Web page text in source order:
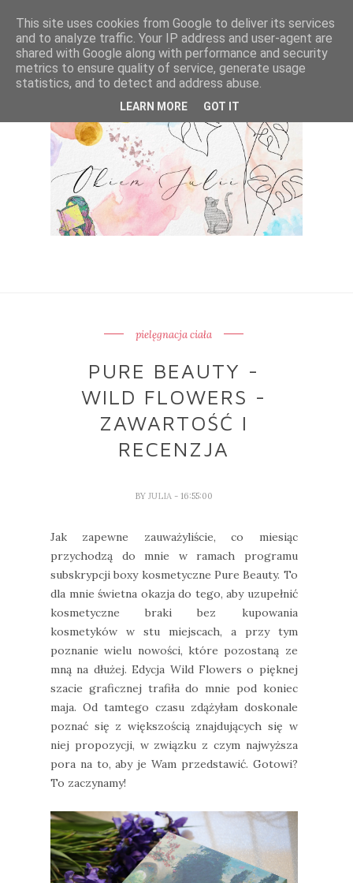
pielęgnacja ciała
PURE BEAUTY -
WILD FLOWERS -
ZAWARTOŚĆ I
RECENZJA
BYJULIA - 16:55:00
Jak zapewne zauważyliście, co miesiąc
przychodzą do mnie w ramach programu
subskrypcji boxy kosmetyczne Pure Beauty. To
dla mnie świetna okazja do tego, aby uzupełnić
kosmetyczne braki bez kupowania
kosmetyków w stu miejscach, a przy tym
poznanie wielu nowości, które pozostaną ze
mną na dłużej. Edycja Wild Flowers o pięknej
szacie graficznej trafiła do mnie pod koniec
maja. Od tamtego czasu zdążyłam doskonale
poznać się z większością znajdujących się w
niej propozycji, w związku z czym najwyższa
pora na to, aby je Wam przedstawić. Gotowi?
To zaczynamy!
This site uses cookies from Google to deliver its services
and to analyze traffic. Your IP address and user-agent are
shared with Google along with performance and security
metrics to ensure quality of service, generate usage
statistics, and to detect and address abuse.
LEARN MORE GOT IT